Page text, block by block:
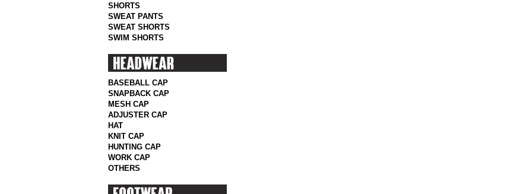
SHORTS
SWEAT PANTS
SWEAT SHORTS
SWIM SHORTS
BASEBALL CAP
SNAPBACK CAP
MESH CAP
ADJUSTER CAP
HAT
KNIT CAP
HUNTING CAP
WORK CAP
OTHERS